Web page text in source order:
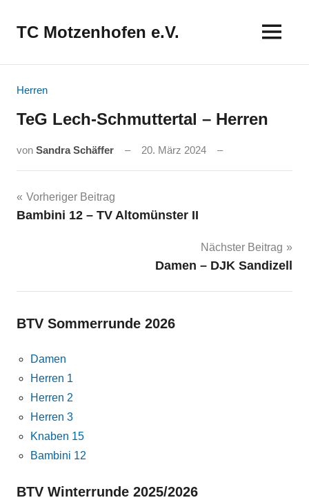
InhaltTC Motzenhofen e.V.
Herren
TeG Lech-Schmuttertal – Herren
von Sandra Schäffer 20. März 2024
Beitragsnavigation
Vorheriger Beitrag
Bambini 12 – TV Altomünster II
Nächster Beitrag
Damen – DJK Sandizell
BTV Sommerrunde 2026
Damen
Herren 1
Herren 2
Herren 3
Knaben 15
Bambini 12
BTV Winterrunde 2025/2026